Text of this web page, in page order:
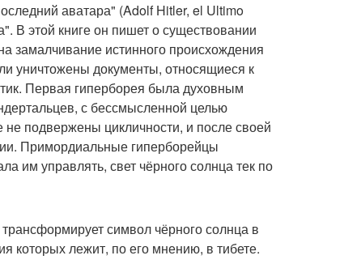
аватара" (Adolf Hitler, el Ultimo
В этой книге он пишет о существовании
замалчивание истинного происхождения
уничтожены документы, относящиеся к
Первая гиперборея была духовным
с бессмысленной целью
подвержены цикличности, и после своей
Примордиальные гиперборейцы
им управлять, свет чёрного солнца тек по
символ чёрного солнца в
которых лежит, по его мнению, в тибете.